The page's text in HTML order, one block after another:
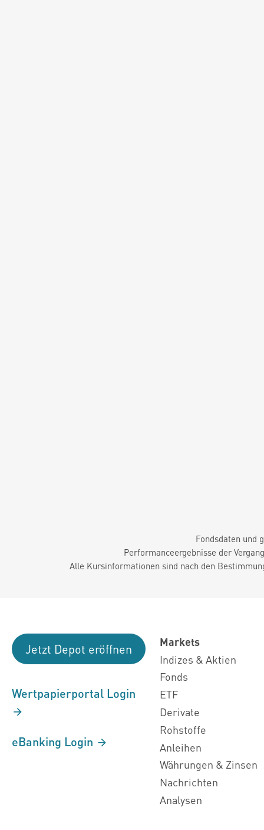
Fondsdaten und
Performanceergebnisse der
Alle Kursinformationen sind nach den
Jetzt Depot eröffnen
Wertpapierportal Login
eBanking Login
Markets
Indizes & Aktien
Fonds
ETF
Derivate
Rohstoffe
Anleihen
Währungen & Zinsen
Nachrichten
Analysen